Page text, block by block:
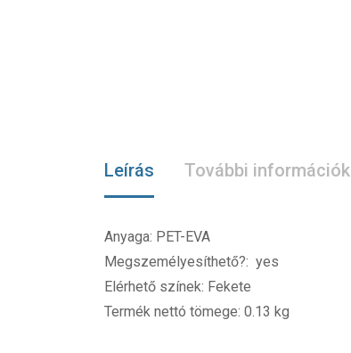
Leírás További információk
Anyaga: PET-EVA
Megszemélyesíthető?: yes
Elérhető színek: Fekete
Termék nettó tömege: 0.13 kg